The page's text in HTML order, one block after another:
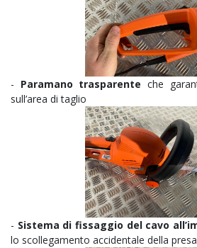
- Paramano trasparente che
sull’area di taglio
- Sistema di fissaggio del cavo
lo scollegamento accidentale della